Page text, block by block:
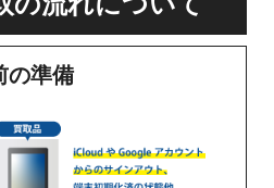
の準備